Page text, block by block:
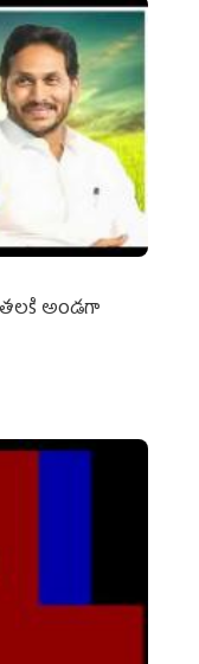
అండగా